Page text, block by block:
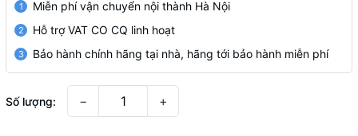
1 Miễn phí vận chuyển nội thành Hà Nội
2 Hỗ trợ VAT CO CQ linh hoạt
3 Bảo hành chính hãng tại nhà, hãng tới bảo hành miễn phí
Số lượng: − +